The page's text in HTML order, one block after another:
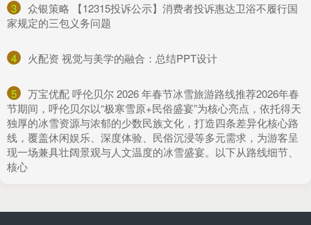
3
​众银策略 【12315投诉公示】消费者投诉惠达卫浴不履行国
家规定的三包义务问题
4 ​火配资 视觉与美学的融合：总结PPT设计
5
​万宝优配 呼伦贝尔 2026 年春节冰雪旅游路线推荐2026年春
节期间，呼伦贝尔以“极寒雪原+民俗盛宴”为核心亮点，依托得天
独厚的冰雪资源与浓郁的少数民族文化，打造四条差异化核心路
线，覆盖休闲娱乐、深度体验、民俗沉浸等多元需求，为游客呈
现一场兼具壮阔景观与人文温度的冰雪盛宴。以下从路线细节、
核心